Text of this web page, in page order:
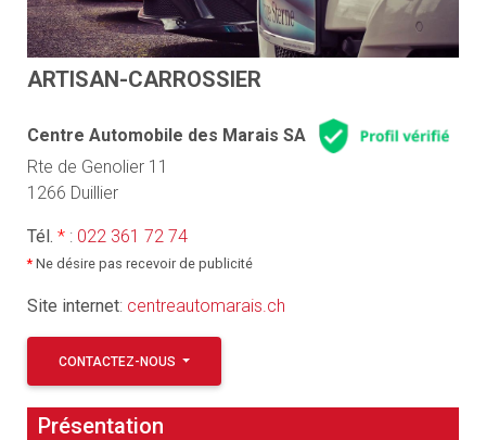
ARTISAN-CARROSSIER
Centre Automobile des Marais SA
Rte de Genolier 11
1266 Duillier
Tél. *: 022 361 72 74
*Ne désire pas recevoir de publicité
Site internet: centreautomarais.ch
CONTACTEZ-NOUS
Présentation